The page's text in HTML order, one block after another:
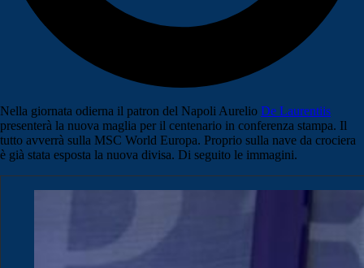
Nella giornata odierna il patron del Napoli Aurelio De Laurentiis
presenterà la nuova maglia per il centenario in conferenza stampa. Il
tutto avverrà sulla MSC World Europa. Proprio sulla nave da crociera
è già stata esposta la nuova divisa. Di seguito le immagini.